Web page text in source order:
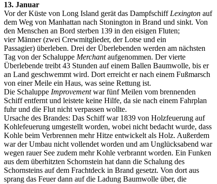
13. Januar
Vor der Küste von Long Island gerät das DampfschiffLexington auf
dem Weg von Manhattan nach Stonington in Brand und sinkt. Von
den Menschen an Bord sterben 139 in den eisigen Fluten;
vier Männer (zwei Crewmitglieder, der Lotse und ein
Passagier) überleben. Drei der Überlebenden werden am nächsten
Tag von der Schaluppe Merchantaufgenommen. Der vierte
Überlebende treibt 43 Stunden auf einem Ballen Baumwolle, bis er
an Land geschwemmt wird. Dort erreicht er nach einem Fußmarsch
von einer Meile ein Haus, was seine Rettung ist.
Die Schaluppe Improvementwar fünf Meilen vom brennenden
Schiff entfernt und leistete keine Hilfe, da sie nach einem Fahrplan
fuhr und die Flut nicht verpassen wollte.
Ursache des Brandes: Das Schiff war 1839 von Holzfeuerung auf
Kohlefeuerung umgestellt worden, wobei nicht bedacht wurde, dass
Kohle beim Verbrennen mehr Hitze entwickelt als Holz. Außerdem
war der Umbau nicht vollendet worden und am Unglücksabend war
wegen rauer See zudem mehr Kohle verbrannt worden. Ein Funken
aus dem überhitzten Schornstein hat dann die Schalung des
Schornsteins auf dem Frachtdeck in Brand gesetzt. Von dort aus
sprang das Feuer dann auf die Ladung Baumwolle über, die